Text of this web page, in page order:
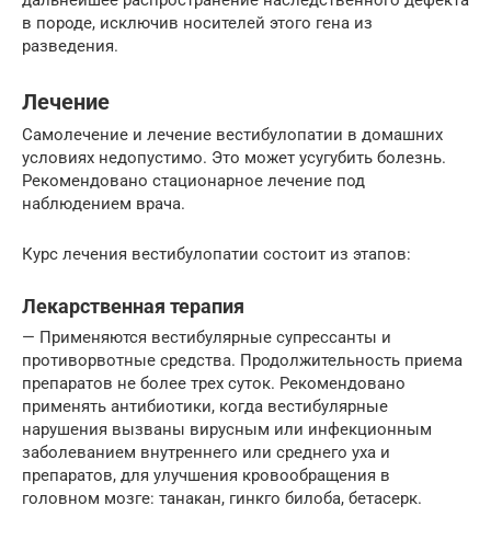
в породе, исключив носителей этого гена из
разведения.
Лечение
Самолечение и лечение вестибулопатии в домашних
условиях недопустимо. Это может усугубить болезнь.
Рекомендовано стационарное лечение под
наблюдением врача.
Курс лечения вестибулопатии состоит из этапов:
Лекарственная терапия
— Применяются вестибулярные супрессанты и
противорвотные средства. Продолжительность приема
препаратов не более трех суток. Рекомендовано
применять антибиотики, когда вестибулярные
нарушения вызваны вирусным или инфекционным
заболеванием внутреннего или среднего уха и
препаратов, для улучшения кровообращения в
головном мозге: танакан, гинкго билоба, бетасерк.